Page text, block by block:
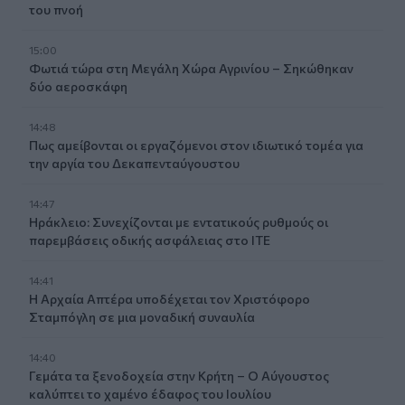
του πνοή
15:00
Φωτιά τώρα στη Μεγάλη Χώρα Αγρινίου – Σηκώθηκαν
δύο αεροσκάφη
14:48
Πως αμείβονται οι εργαζόμενοι στον ιδιωτικό τομέα για
την αργία του Δεκαπενταύγουστου
14:47
Ηράκλειο: Συνεχίζονται με εντατικούς ρυθμούς οι
παρεμβάσεις οδικής ασφάλειας στο ΙΤΕ
14:41
Η Αρχαία Απτέρα υποδέχεται τον Χριστόφορο
Σταμπόγλη σε μια μοναδική συναυλία
14:40
Γεμάτα τα ξενοδοχεία στην Κρήτη – Ο Αύγουστος
καλύπτει το χαμένο έδαφος του Ιουλίου